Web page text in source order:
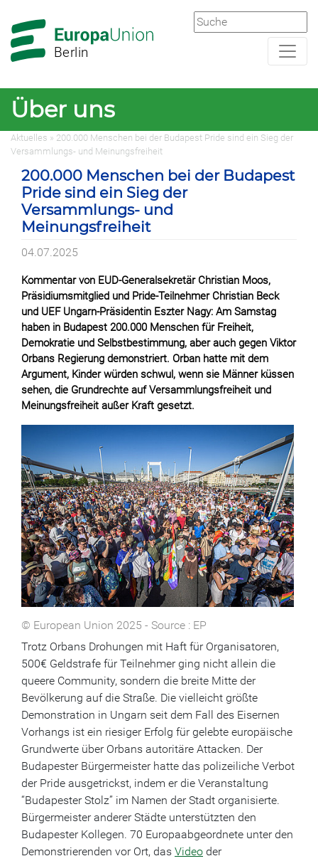
Hauptnavigation
Hauptbereich
Berlin
Über uns
Aktuelles » 200.000 Menschen bei der Budapest Pride sind ein Sieg der
Versammlungs- und Meinungsfreiheit
200.000 Menschen bei der Budapest
Pride sind ein Sieg der
Versammlungs- und
Meinungsfreiheit
04.07.2025
Kommentar von EUD-Generalsekretär Christian Moos,
Präsidiumsmitglied und Pride-Teilnehmer Christian Beck
und UEF Ungarn-Präsidentin Eszter Nagy: Am Samstag
haben in Budapest 200.000 Menschen für Freiheit,
Demokratie und Selbstbestimmung, aber auch gegen Viktor
Orbans Regierung demonstriert. Orban hatte mit dem
Argument, Kinder würden schwul, wenn sie Männer küssen
sehen, die Grundrechte auf Versammlungsfreiheit und
Meinungsfreiheit außer Kraft gesetzt.
© European Union 2025 - Source : EP
Trotz Orbans Drohungen mit Haft für Organisatoren,
500€ Geldstrafe für Teilnehmer ging nicht allein die
queere Community, sondern die breite Mitte der
Bevölkerung auf die Straße. Die vielleicht größte
Demonstration in Ungarn seit dem Fall des Eisernen
Vorhangs ist ein riesiger Erfolg für gelebte europäische
Grundwerte über Orbans autoritäre Attacken. Der
Budapester Bürgermeister hatte das polizeiliche Verbot
der Pride ausgetrickst, indem er die Veranstaltung
“Budapester Stolz” im Namen der Stadt organisierte.
Bürgermeister anderer Städte unterstützten den
Budapester Kollegen. 70 Europaabgeordnete unter den
Demonstrierenden vor Ort, das Video der